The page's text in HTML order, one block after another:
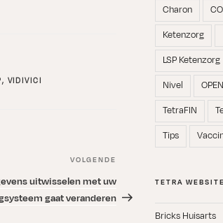
, VIDIVICI
bericht
VOLGENDE
uitwisselen met uw
gaat veranderen
Charon
Ketenzorg
LSP Ketenzorg
Nivel
OPEN
TetraFIN
Tips
TETRA
Bricks Huisarts